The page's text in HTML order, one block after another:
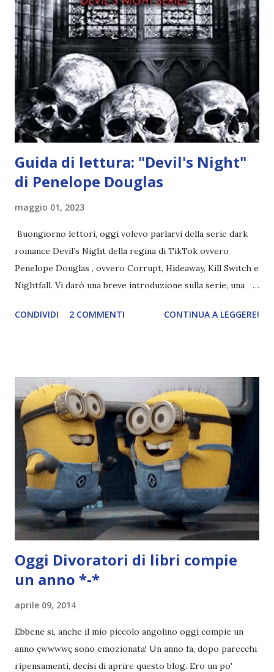
l'angelo non ha intenzione di fare una strage, piuttosto è lì
per avvertili che Mikael non è più "l'angelo puro" che
credono e che potrebbe aver ucciso altri mezzi angeli, tipo
Rafael. A quelle parole, Haniel seguito da altri ibridi, si reca
nell'appartamento, senza risultati. Infine cercano nella
chiesetta. Lì trovano Rafael alle prese con gli angeli puri,
ma questa volta ...
Guida di lettura: "Devil's Night"
di Penelope Douglas
maggio 01, 2023
Buongiorno lettori, oggi volevo parlarvi della serie dark
romance Devil’s Night della regina di TikTok ovvero
Penelope Douglas , ovvero Corrupt, Hideaway, Kill Switch e
Nightfall. Vi darò una breve introduzione sulla serie, una
e anche un breve commento sui libri singoli. I libri sono in
grande (Devil's Night 1#) Autrice : Penelope Douglas
Pagine: 448 Editore: Newton Compton Editori
Pubblicazione: 10 Gennaio 2023 Traduttore: Laura Lancini
Trama: “Si chiama Michael Crist. È il fratello maggiore del
mio ragazzo ed è come quei film dell'orrore che guardi
coprendoti gli occhi. È bellissimo, forte, e assolutamente
terrificante. Non mi vede neppure. Ma io l'ho notato. L'ho
visto, l'ho sentito. Le cose che ha fatto, i misfatti ch...
CONDIVIDI 2 COMMENTI CONTINUA A LEGGERE!
Oggi Divoratori di libri compie
un anno *-*
aprile 09, 2014
Ebbene si, anche il mio piccolo angolino oggi compie un
anno çwwwwç sono emozionata! Un anno fa, dopo parecchi
ripensamenti, decisi di aprire questo blog. Ero un po'